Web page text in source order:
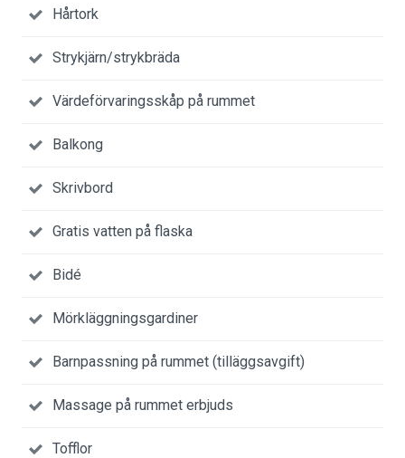
Hårtork
Strykjärn/strykbräda
Värdeförvaringsskåp på rummet
Balkong
Skrivbord
Gratis vatten på flaska
Bidé
Mörkläggningsgardiner
Barnpassning på rummet (tilläggsavgift)
Massage på rummet erbjuds
Tofflor